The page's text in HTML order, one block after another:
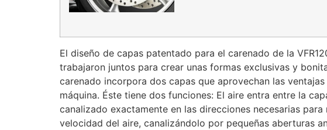
El diseño de capas patentado para el carenado de la
trabajaron juntos para crear unas formas exclusivas y
carenado incorpora dos capas que aprovechan las
máquina. Éste tiene dos funciones: El aire entra entre la
canalizado exactamente en las direcciones necesarias
velocidad del aire, canalizándolo por pequeñas aberturas